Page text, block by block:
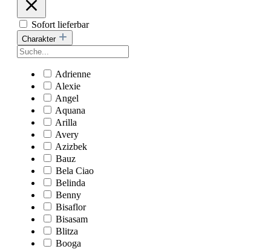
Sofort lieferbar
Charakter
Adrienne
Alexie
Angel
Aquana
Arilla
Avery
Azizbek
Bauz
Bela Ciao
Belinda
Benny
Bisaflor
Bisasam
Blitza
Booga